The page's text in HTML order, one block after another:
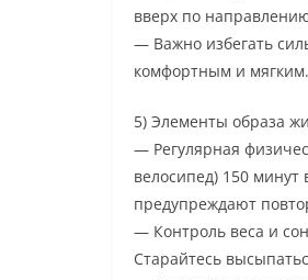
вверх по
— Важно избегать
комфортным и мягким.
5) Элементы образа
— Регулярная
велосипед) 150
предупреждают
— Контроль веса и
Старайтесь